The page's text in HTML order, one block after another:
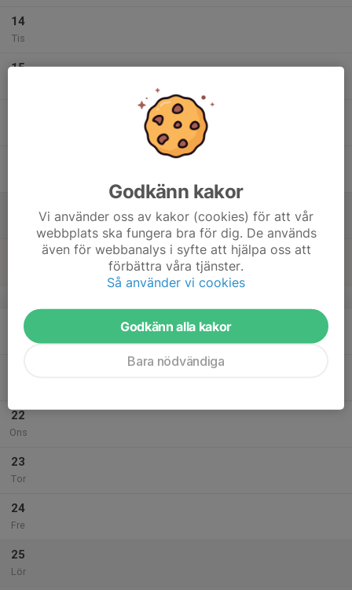
14
Tis
15
20
Mån
Fokusträning Sprint och Häck
22
Ons
23
Tor
24
Fre
25
Lör
Godkänn kakor
Vi använder oss av kakor (cookies) för att vår
webbplats ska fungera bra för dig. De används
även för webbanalys i syfte att hjälpa oss att
förbättra våra tjänster.
Så använder vi cookies
Godkänn alla kakor
Bara nödvändiga